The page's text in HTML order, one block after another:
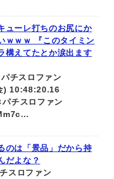
ューレ打ちのお尻にか
ｗｗｗ 『このタイミン
構えてたとか涙出ます
チスロファン
) 10:48:20.16
チスロファン
のは「景品」だから持
だよな？
スロファン